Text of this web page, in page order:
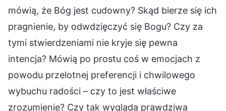
mówią, że Bóg jest cudowny? Skąd bierze się ich
pragnienie, by odwdzięczyć się Bogu? Czy za
tymi stwierdzeniami nie kryje się pewna
intencja? Mówią po prostu coś w emocjach z
powodu przelotnej preferencji i chwilowego
wybuchu radości – czy to jest właściwe
zrozumienie? Czy tak wygląda prawdziwa